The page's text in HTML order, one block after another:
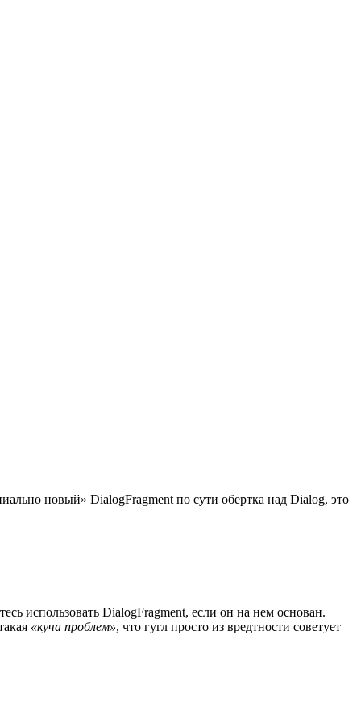
новый» DialogFragment по сути обертка над Dialog, это
использовать DialogFragment, если он на нем основан.
«куча проблем», что гугл просто из вредтности советует